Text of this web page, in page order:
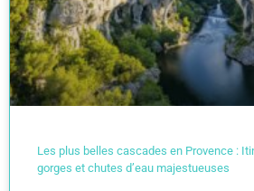
Les plus belles cascades en Provence :
gorges et chutes d’eau majestueuses